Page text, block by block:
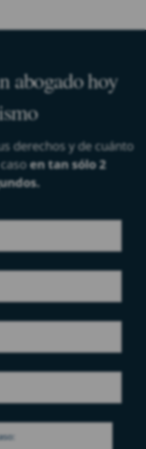
abogado hoy
derechos y de cuánto
en tan sólo 2